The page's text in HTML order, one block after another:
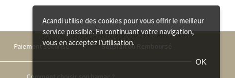
Paiement sécurisé Satisfait ou Remboursé
Acandi utilise des cookies pour vous offrir le meilleur
service possible. En continuant votre navigation,
vous en acceptez l'utilisation.
OK